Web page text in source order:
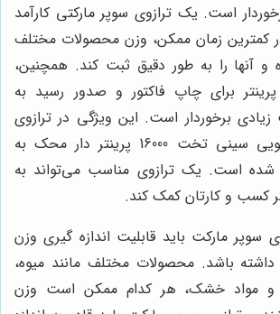
است. یک ترازوی سوپر مارکتی کارآمد
در کمترین زمان ممکن، وزن محصولات مختلف
و آنها را به طور دقیق ثبت کند. همچنین،
برای چاپ فاکتور و صدور رسید به
برخوردار است. این ویژگی در ترازوی
فروشگاهی 50 کیلویی سینی تخت 16000 پرینتر دار محک به
شده است. یک ترازوی مناسب می‌تواند به
کسب و کارتان کمک کند.
سوپر مارکت باید قابلیت اندازه گیری وزن
داشته باشد. محصولات مختلف مانند میوه،
و مواد خشک، هر کدام ممکن است وزن